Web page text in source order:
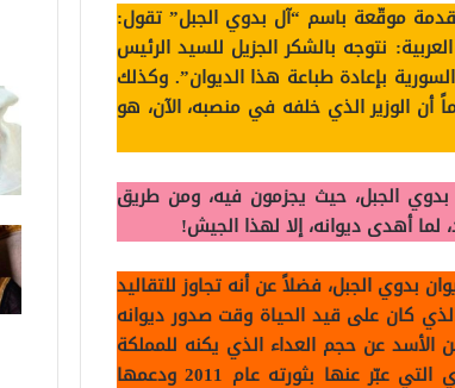
موقّعة باسم “آل بدوي الجبل” تقول:
نتوجه بالشكر الجزيل للسيد الرئيس
بإعادة طباعة هذا الديوان”. وكذلك
أن الوزير الذي خلفه في منصبه، الآن، هو
بدوي الجبل، حيث يجزمون فيه، ومن طريق
أهدى ديوانه، إلا لهذا الجيش!
بدوي الجبل، فضلاً عن أنه تجاوز للتقاليد
الذي كان على قيد الحياة وقت صدور ديوانه
تعبير من الأسد عن حجم العداء الذي يكنه للمملكة
العربية السعودية، بسبب وقوفها إلى جانب مطالب الشعب السوري التي عبّر عنها بثورته عام 2011 ودعمها